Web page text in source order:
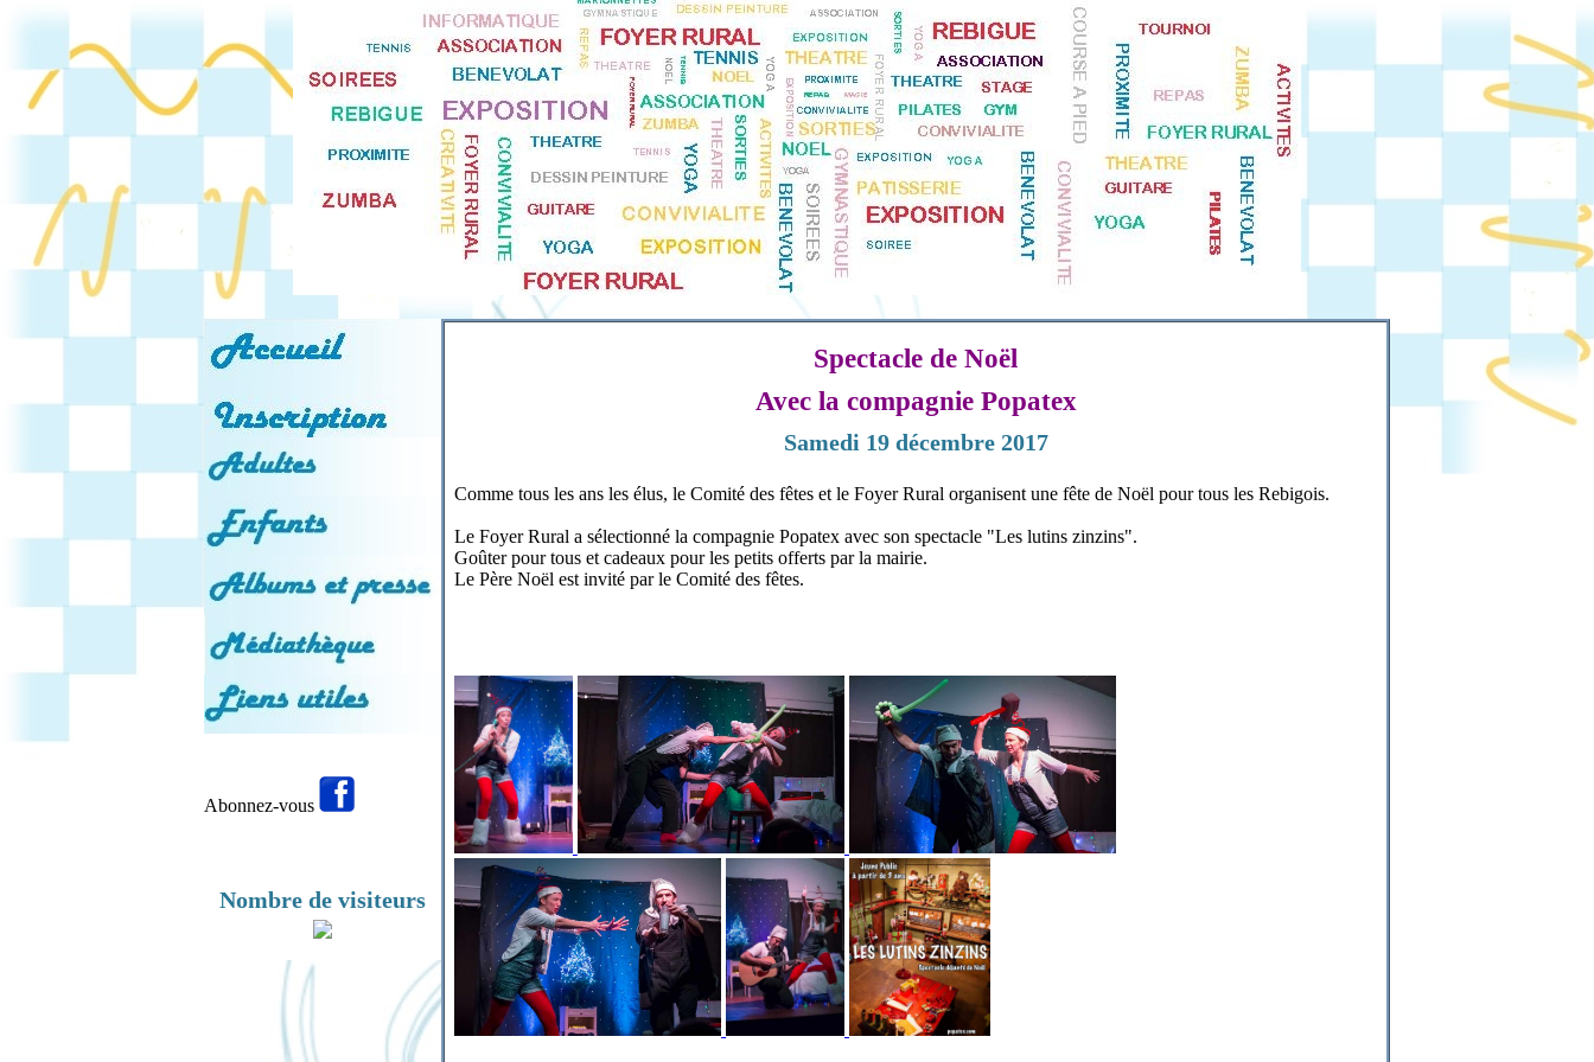
Abonnez-vous
Nombre de visiteurs
Spectacle de Noël
Avec la compagnie Popatex
Samedi 19 décembre 2017
Comme tous les ans les élus, le Comité des fêtes et le Foyer Rural organisent une fête de Noël pour tous les Rebigois.
Le Foyer Rural a sélectionné la compagnie Popatex avec son spectacle "Les lutins zinzins".
Goûter pour tous et cadeaux pour les petits offerts par la mairie.
Le Père Noël est invité par le Comité des fêtes.